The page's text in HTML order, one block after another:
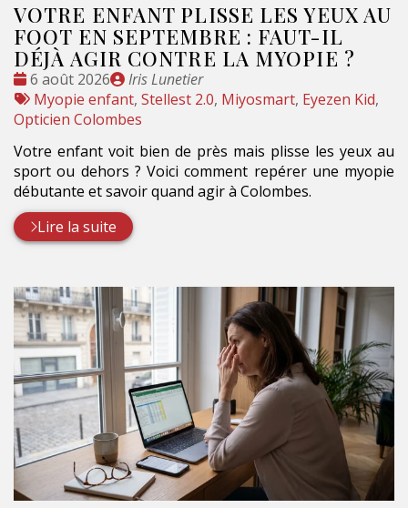
VOTRE ENFANT PLISSE LES YEUX AU
FOOT EN SEPTEMBRE : FAUT-IL
DÉJÀ AGIR CONTRE LA MYOPIE ?
Date
:
6 août 2026
Publié
par
Iris Lunetier
Tags
:
Myopie enfant, Stellest 2.0, Miyosmart, Eyezen Kid,
Opticien Colombes
Votre enfant voit bien de près mais plisse les yeux au
sport ou dehors ? Voici comment repérer une myopie
débutante et savoir quand agir à Colombes.
Lire la suite